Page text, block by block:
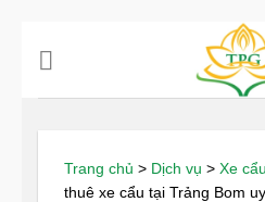
Trang chủ > Dịch vụ > Xe cẩu
thuê xe cẩu tại Trảng Bom